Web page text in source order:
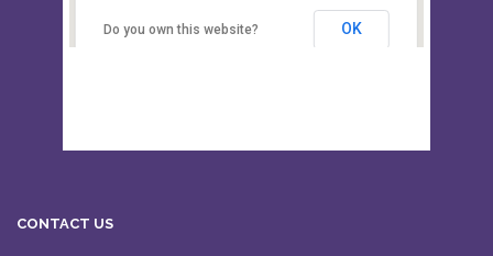
Do you own this website? OK
CONTACT US